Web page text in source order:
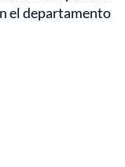
el departamento